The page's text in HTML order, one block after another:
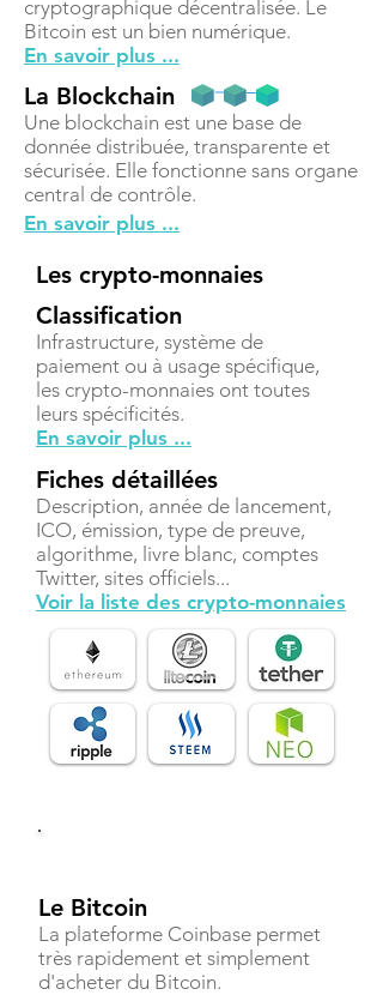
cryptographique décentralisée. Le
Bitcoin est un bien numérique.
En savoir plus ...
La Blockchain
Une blockchain est une base de
donnée distribuée, transparente et
sécurisée. Elle fonctionne sans organe
central de contrôle.
En savoir plus ...
Les crypto-monnaies
Classification
Infrastructure, système de
paiement ou à usage spécifique,
les crypto-monnaies ont toutes
leurs spécificités.
En savoir plus ...
Fiches détaillées
Description, année de lancement,
ICO, émission, type de preuve,
algorithme, livre blanc, comptes
Twitter, sites officiels...
Voir la liste des crypto-monnaies
Le Bitcoin
La plateforme Coinbase permet
très rapidement et simplement
d'acheter du Bitcoin.